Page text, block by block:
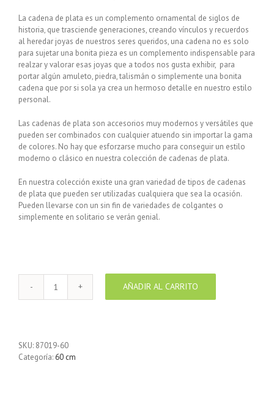
La cadena de plata es un complemento ornamental de siglos de
historia, que trasciende generaciones, creando vínculos y recuerdos
al heredar joyas de nuestros seres queridos, una cadena no es solo
para sujetar una bonita pieza es un complemento indispensable para
realzar y valorar esas joyas que a todos nos gusta exhibir, para
portar algún amuleto, piedra, talismán o simplemente una bonita
cadena que por si sola ya crea un hermoso detalle en nuestro estilo
personal.
Las cadenas de plata son accesorios muy modernos y versátiles que
pueden ser combinados con cualquier atuendo sin importar la gama
de colores. No hay que esforzarse mucho para conseguir un estilo
moderno o clásico en nuestra colección de cadenas de plata.
En nuestra colección existe una gran variedad de tipos de cadenas
de plata que pueden ser utilizadas cualquiera que sea la ocasión.
Pueden llevarse con un sin fin de variedades de colgantes o
simplemente en solitario se verán genial.
Cadena
de
Alternada
fina
AÑADIR AL CARRITO
SKU: 87019-60
Categoría: 60 cm